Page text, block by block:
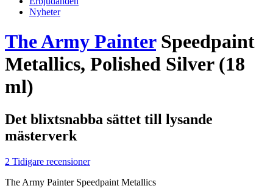
Nyheter
The Army PainterSpeedpaint
Metallics, Polished Silver (18
ml)
Det blixtsnabba sättet till lysande
mästerverk
2 Tidigare recensioner
The Army Painter Speedpaint Metallics